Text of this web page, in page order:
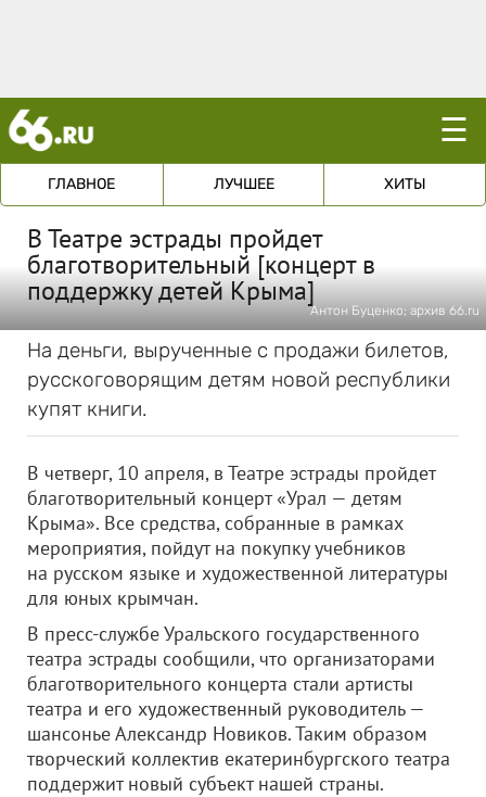
☰
ГЛАВНОЕ ЛУЧШЕЕ ХИТЫ
В Театре эстрады пройдет
благотворительный [концерт в
поддержку детей Крыма]
Антон Буценко; архив 66.ru
На деньги, вырученные с продажи билетов,
русскоговорящим детям новой республики
купят книги.
В четверг, 10 апреля, в Театре эстрады пройдет
благотворительный концерт «Урал — детям
Крыма». Все средства, собранные в рамках
мероприятия, пойдут на покупку учебников
на русском языке и художественной литературы
для юных крымчан.
В пресс-службе Уральского государственного
театра эстрады сообщили, что организаторами
благотворительного концерта стали артисты
театра и его художественный руководитель —
шансонье Александр Новиков. Таким образом
творческий коллектив екатеринбургского театра
поддержит новый субъект нашей страны.